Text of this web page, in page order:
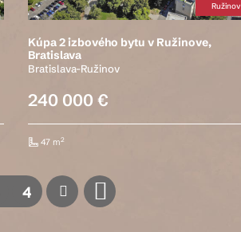
Ružinov
Kúpa 2 izbového bytu v Ružinove,
Bratislava
Bratislava-Ružinov
240 000 €
47 m2
4